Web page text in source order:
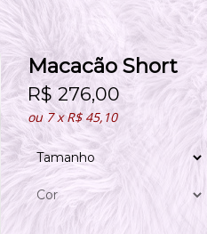
Macacão Short
R$276,00
ou 7 x R$ 45,10